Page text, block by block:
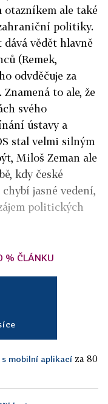
ale také
politiky.
vědět hlavně
(Remek,
odvděčuje za
to ale, že
svého
ústavy a
stal velmi silným
Miloš Zeman ale
kdy české
jasné vedení,
politických
% ČLÁNKU
s mobilní aplikací za 80